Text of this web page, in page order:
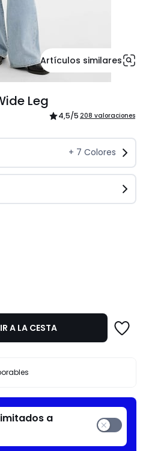
Artículos similares
Leg
4,5/5 208 valoraciones
+ 7 Colores
A LA CESTA
a